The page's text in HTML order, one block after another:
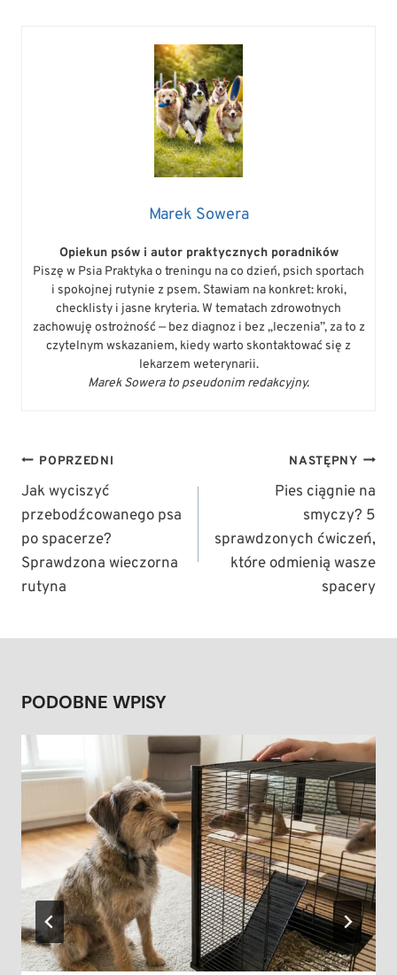
Marek Sowera
Opiekun psów i autor praktycznych poradników
Piszę w Psia Praktyka o treningu na co dzień, psich sportach
i spokojnej rutynie z psem. Stawiam na konkret: kroki,
checklisty i jasne kryteria. W tematach zdrowotnych
zachowuję ostrożność — bez diagnoz i bez „leczenia”, za to z
czytelnym wskazaniem, kiedy warto skontaktować się z
lekarzem weterynarii.
Marek Sowera to pseudonim redakcyjny.
NAWIGACJA
WPISU
POPRZEDNI
Jak wyciszyć
przebodźcowanego psa
po spacerze?
Sprawdzona wieczorna
rutyna
NASTĘPNY
Pies ciągnie na
smyczy? 5
sprawdzonych ćwiczeń,
które odmienią wasze
spacery
PODOBNE WPISY